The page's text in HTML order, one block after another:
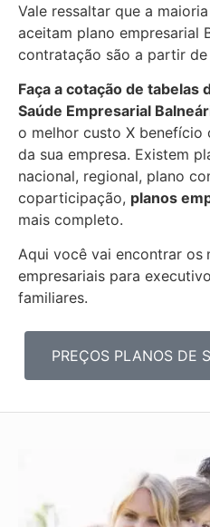
Vale ressaltar que a
aceitam plano empresarial
contratação são a partir
Faça a cotação de tabelas
Saúde Empresarial
o melhor custo X benefício
da sua empresa. Existem
nacional, regional, plano
coparticipação, planos
mais completo.
Aqui você vai encontrar os
empresariais para
familiares.
PREÇOS PLANOS DE